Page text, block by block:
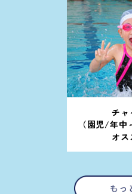
チャ
（園児/年中
オス